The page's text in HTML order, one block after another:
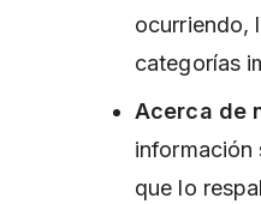
ocurriendo,
categorías
Acerca de
información
que lo